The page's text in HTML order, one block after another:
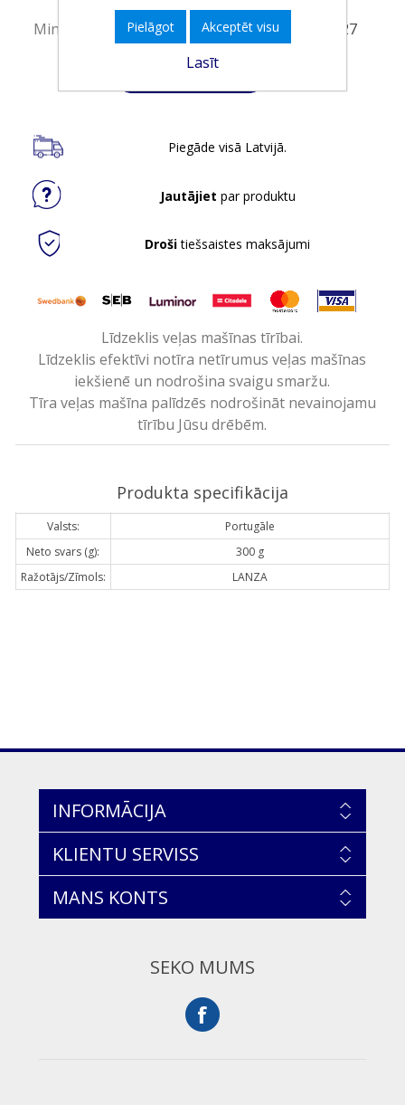
Minimālais preces derīguma termiņš:
31.08.2027
Piegāde visā Latvijā.
Jautājiet par produktu
Drošitiešsaistes maksājumi
Līdzeklis veļas mašīnas tīrībai.
Līdzeklis efektīvi notīra netīrumus veļas mašīnas
iekšienē un nodrošina svaigu smaržu.
Tīra veļas mašīna palīdzēs nodrošināt nevainojamu
tīrību Jūsu drēbēm.
Produkta specifikācija
Valsts:
Portugāle
Neto svars (g):
300 g
Ražotājs/Zīmols:
LANZA
INFORMĀCIJA
KLIENTU SERVISS
MANS KONTS
SEKO MUMS
Pielāgot Akceptēt visu
Lasīt